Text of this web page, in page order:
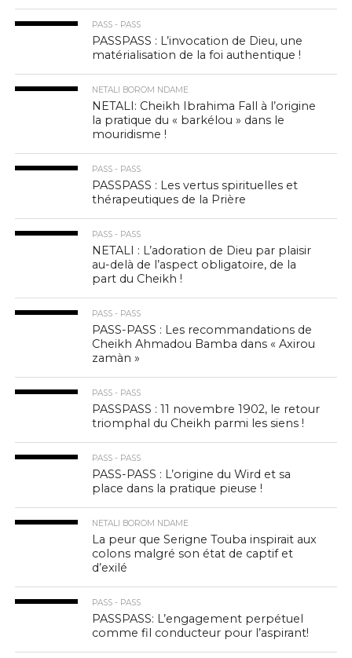
PASS - PASS
PASSPASS : L’invocation de Dieu, une
matérialisation de la foi authentique !
NETALI BOROM NDAME
NETALI: Cheikh Ibrahima Fall à l’origine
la pratique du « barkélou » dans le
mouridisme !
PASS - PASS
PASSPASS : Les vertus spirituelles et
thérapeutiques de la Prière
PASS - PASS
NETALI : L’adoration de Dieu par plaisir
au-delà de l’aspect obligatoire, de la
part du Cheikh !
PASS - PASS
PASS-PASS : Les recommandations de
Cheikh Ahmadou Bamba dans « Axirou
zamàn »
PASS - PASS
PASSPASS : 11 novembre 1902, le retour
triomphal du Cheikh parmi les siens !
PASS - PASS
PASS-PASS : L’origine du Wird et sa
place dans la pratique pieuse !
NETALI BOROM NDAME
La peur que Serigne Touba inspirait aux
colons malgré son état de captif et
d’exilé
PASS - PASS
PASSPASS: L’engagement perpétuel
comme fil conducteur pour l’aspirant!